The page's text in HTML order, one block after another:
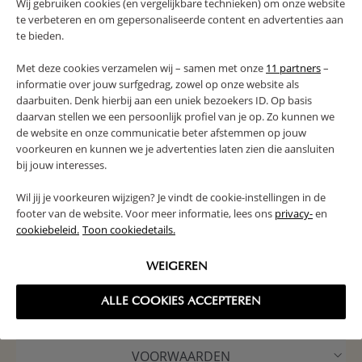
Wij gebruiken cookies (en vergelijkbare technieken) om onze website
te verbeteren en om gepersonaliseerde content en advertenties aan
te bieden.
Met deze cookies verzamelen wij – samen met onze 11 partners–
informatie over jouw surfgedrag, zowel op onze website als
daarbuiten. Denk hierbij aan een uniek bezoekers ID. Op basis
daarvan stellen we een persoonlijk profiel van je op. Zo kunnen we
de website en onze communicatie beter afstemmen op jouw
voorkeuren en kunnen we je advertenties laten zien die aansluiten
bij jouw interesses.
Wil jij je voorkeuren wijzigen? Je vindt de cookie-instellingen in de
footer van de website. Voor meer informatie, lees ons privacy-en
cookiebeleid. Toon cookiedetails.
WEIGEREN
ALLE COOKIES ACCEPTEREN
Schrijf je in voor onze nieuwsbrief en maak kans op een voucher ter
waarde van 150€
MELD ME AAN
PETITE AMÉLIE
KLANTENSERVICE
VOORWAARDEN